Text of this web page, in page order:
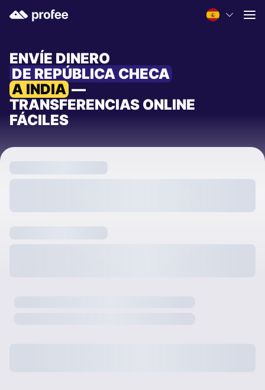
ENVÍE DINERO
DE REPÚBLICA CHECA
A INDIA —
TRANSFERENCIAS ONLINE
FÁCILES